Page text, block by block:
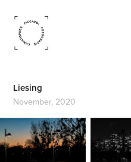
Liesing
November, 2020